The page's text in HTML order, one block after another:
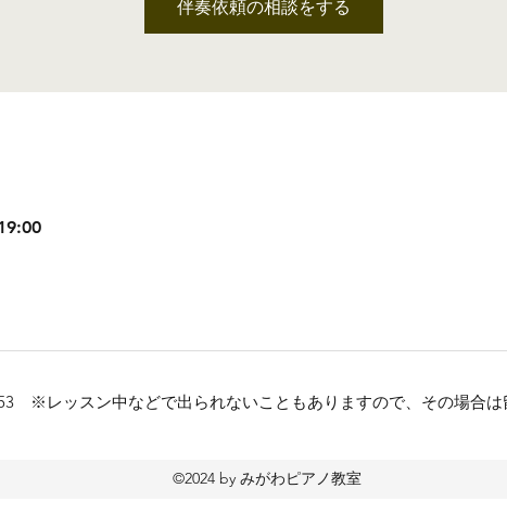
伴奏依頼の相談をする
※レッスン中などで出られないこともありますので、その場合は
©2024 by みがわピアノ教室